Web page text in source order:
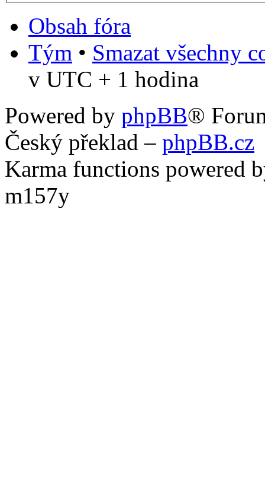
Obsah fóra
Tým • Smazat všechny
v UTC + 1 hodina
Powered by phpBB®
Český překlad – phpBB.cz
Karma functions powered
m157y